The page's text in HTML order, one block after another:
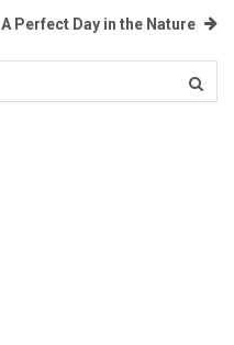
A Perfect Day in the Nature